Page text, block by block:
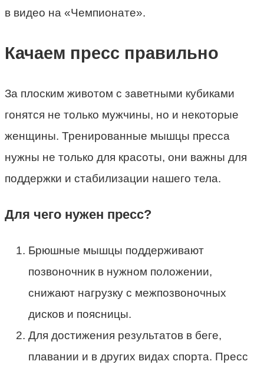
в видео на «Чемпионате».
Качаем пресс правильно
За плоским животом с заветными кубиками
гонятся не только мужчины, но и некоторые
женщины. Тренированные мышцы пресса
нужны не только для красоты, они важны для
поддержки и стабилизации нашего тела.
Для чего нужен пресс?
Брюшные мышцы поддерживают
позвоночник в нужном положении,
снижают нагрузку с межпозвоночных
дисков и поясницы.
Для достижения результатов в беге,
плавании и в других видах спорта. Пресс